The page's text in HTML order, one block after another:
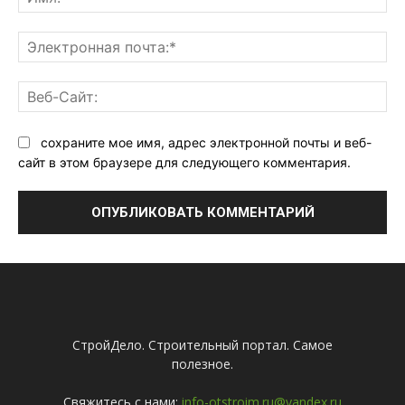
сохраните мое имя, адрес электронной почты и веб-
сайт в этом браузере для следующего комментария.
СтройДело. Строительный портал. Самое
полезное.